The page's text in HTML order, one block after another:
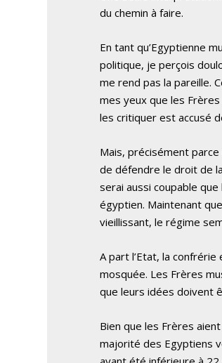
du chemin à faire.
En tant qu’Egyptienne
politique, je perçois
me rend pas la pareille.
mes yeux que les Frères
les critiquer est accusé
Mais, précisément
de défendre le droit de
serai aussi coupable
égyptien. Maintenant
vieillissant, le régime
A part l’Etat, la
mosquée. Les Frères
que leurs idées doivent
Bien que les Frères
majorité des Egyptiens